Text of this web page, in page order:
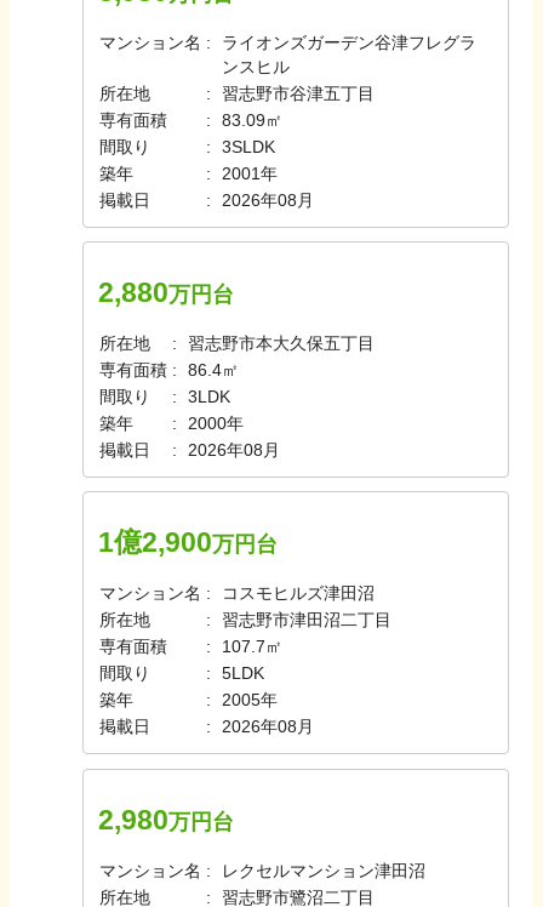
マンション名
ライオンズガーデン谷津フレグラ
ンスヒル
所在地
習志野市谷津五丁目
専有面積
83.09㎡
間取り
3SLDK
築年
2001年
掲載日
2026年08月
2,880万円台
所在地
習志野市本大久保五丁目
専有面積
86.4㎡
間取り
3LDK
築年
2000年
掲載日
2026年08月
1億2,900万円台
マンション名
コスモヒルズ津田沼
所在地
習志野市津田沼二丁目
専有面積
107.7㎡
間取り
5LDK
築年
2005年
掲載日
2026年08月
2,980万円台
マンション名
レクセルマンション津田沼
所在地
習志野市鷺沼二丁目